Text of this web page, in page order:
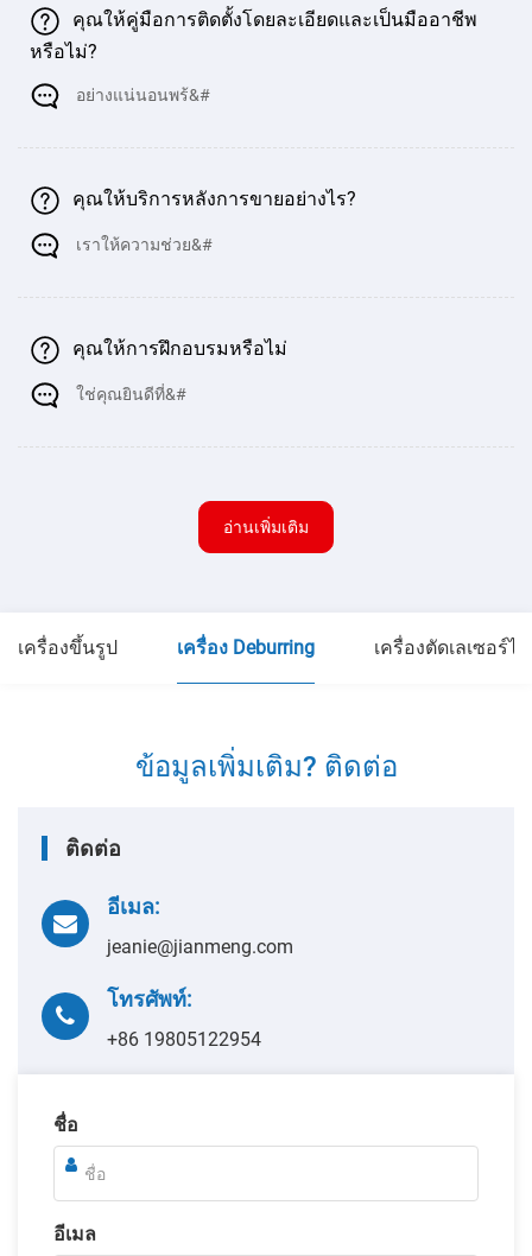
คุณให้คู่มือการติดตั้งโดยละเอียดและเป็นมืออาชีพ
หรือไม่?
อย่างแน่นอนพร้&#
คุณให้บริการหลังการขายอย่างไร?
เราให้ความช่วย&#
คุณให้การฝึกอบรมหรือไม่
ใช่คุณยินดีที่&#
อ่านเพิ่มเติม
เครื่องขึ้นรูป เครื่อง Deburring เครื่องตัดเลเซอร์ไ
ข้อมูลเพิ่มเติม? ติดต่อ
ติดต่อ
อีเมล:
jeanie@jianmeng.com
โทรศัพท์:
+86 19805122954
ชื่อ
อีเมล